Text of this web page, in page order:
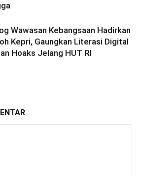
Wawasan Kebangsaan Hadirkan
Kepri, Gaungkan Literasi Digital
Hoaks Jelang HUT RI